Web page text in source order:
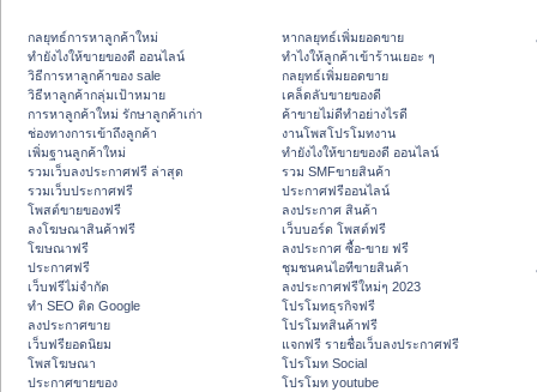
กลยุทธ์การหาลูกค้าใหม่
ทํายังไงให้ขายของดี ออนไลน์
วิธีการหาลูกค้าของ sale
วิธีหาลูกค้ากลุ่มเป้าหมาย
การหาลูกค้าใหม่ รักษาลูกค้าเก่า
ช่องทางการเข้าถึงลูกค้า
เพิ่มฐานลูกค้าใหม่
รวมเว็บลงประกาศฟรี ล่าสุด
รวมเว็บประกาศฟรี
โพสต์ขายของฟรี
ลงโฆษณาสินค้าฟรี
โฆษณาฟรี
ประกาศฟรี
เว็บฟรีไม่จำกัด
ทำ SEO ติด Google
ลงประกาศขาย
เว็บฟรียอดนิยม
โพสโฆษณา
ประกาศขายของ
หากลยุทธ์เพิ่มยอดขาย
ทําไงให้ลูกค้าเข้าร้านเยอะ ๆ
กลยุทธ์เพิ่มยอดขาย
เคล็ดลับขายของดี
ค้าขายไม่ดีทำอย่างไรดี
งานโพสโปรโมทงาน
ทํายังไงให้ขายของดี ออนไลน์
รวม SMFขายสินค้า
ประกาศฟรีออนไลน์
ลงประกาศ สินค้า
เว็บบอร์ด โพสต์ฟรี
ลงประกาศ ซื้อ-ขาย ฟรี
ชุมชนคนไอทีขายสินค้า
ลงประกาศฟรีใหม่ๆ 2023
โปรโมทธุรกิจฟรี
โปรโมทสินค้าฟรี
แจกฟรี รายชื่อเว็บลงประกาศฟรี
โปรโมท Social
โปรโมท youtube